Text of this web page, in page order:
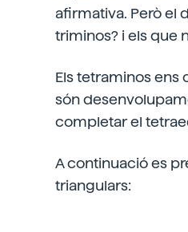
afirmativa. Però el
triminos? i els que
Els tetraminos ens
són
completar el
A continuació es
triangulars: